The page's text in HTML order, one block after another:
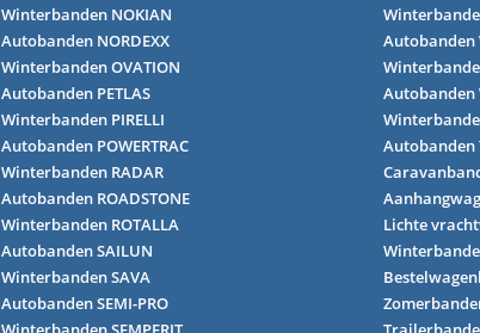
Winterbanden NOKIAN
Autobanden NORDEXX
Winterbanden OVATION
Autobanden PETLAS
Winterbanden PIRELLI
Autobanden POWERTRAC
Winterbanden RADAR
Autobanden ROADSTONE
Winterbanden ROTALLA
Autobanden SAILUN
Winterbanden SAVA
Autobanden SEMI-PRO
Autobanden
Autobanden
Autobanden
Lichte